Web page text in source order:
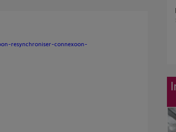
resynchroniser-connexoon-